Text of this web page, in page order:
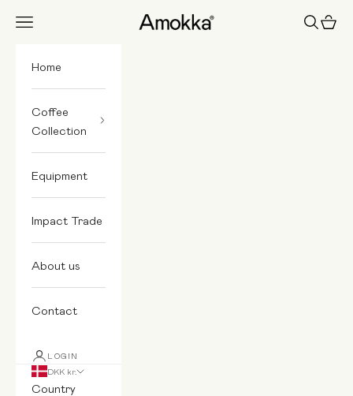
Amokka
Navigation menu Search
Cart
Home
Coffee
Collection
Equipment
Impact Trade
About us
Contact
LOGIN
DKK kr.
Country